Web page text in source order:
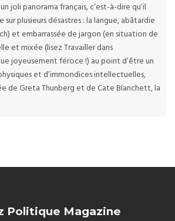
joli panorama français, c’est-à-dire qu’il
plusieurs désastres : la langue, abâtardie
et embarrassée de jargon (en situation de
et mixée (lisez Travailler dans
joyeusement féroce !) au point d’être un
et d’immondices intellectuelles,
de Greta Thunberg et de Cate Blanchett, la
Politique Magazine